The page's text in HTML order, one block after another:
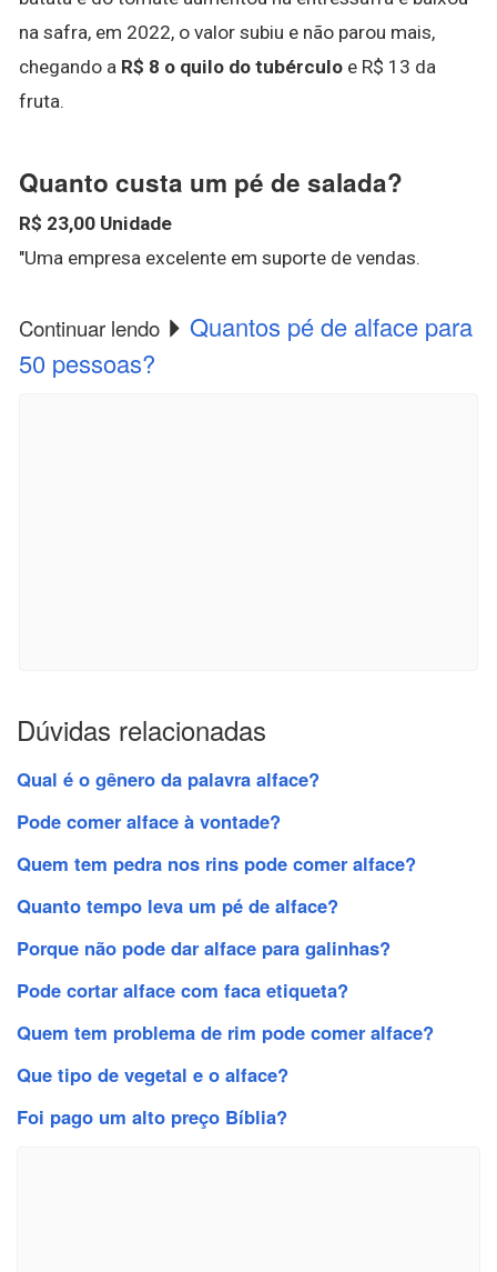
na safra, em 2022, o valor subiu e não parou mais,
chegando a R$ 8 o quilo do tubérculo e R$ 13 da
fruta.
Quanto custa um pé de salada?
R$ 23,00 Unidade
"Uma empresa excelente em suporte de vendas.
Continuar lendo
Quantos pé de alface para
50 pessoas?
Dúvidas relacionadas
Qual é o gênero da palavra alface?
Pode comer alface à vontade?
Quem tem pedra nos rins pode comer alface?
Quanto tempo leva um pé de alface?
Porque não pode dar alface para galinhas?
Pode cortar alface com faca etiqueta?
Quem tem problema de rim pode comer alface?
Que tipo de vegetal e o alface?
Foi pago um alto preço Bíblia?